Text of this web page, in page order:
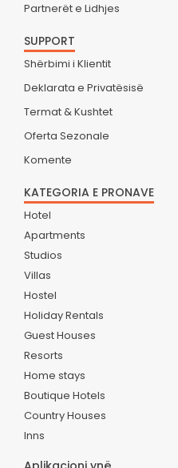
Partnerët e Lidhjes
SUPPORT
Shërbimi i Klientit
Deklarata e Privatësisë
Termat & Kushtet
Oferta Sezonale
Komente
KATEGORIA E PRONAVE
Hotel
Apartments
Studios
Villas
Hostel
Holiday Rentals
Guest Houses
Resorts
Home stays
Boutique Hotels
Country Houses
Inns